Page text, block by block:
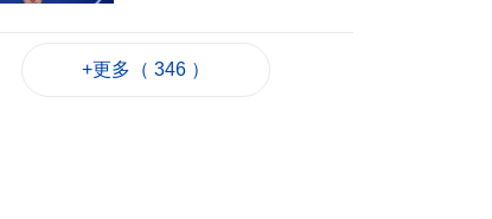
+更多（ 346 ）